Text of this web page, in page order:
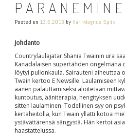
Posted on 13.6.2013 by Karl-Magnus Spiik
Johdanto
Countrylaulajatar Shania Twainin ura
Kanadalaisen supertähden ongelmana
löytyi pullonkaula. Sairauteni aiheuttaa
Twain kertoo E Newsille. Laulamiseen
äänen palauttamiseksi aloitetaan
kuntoutus, ääniterapia, hengityksen
sitten laulaminen. Todellinen syy on
kertaheitolla, kun Twain yllätti kotoa
ystävättärensä sängystä. Hän kertoi
haastattelussa.